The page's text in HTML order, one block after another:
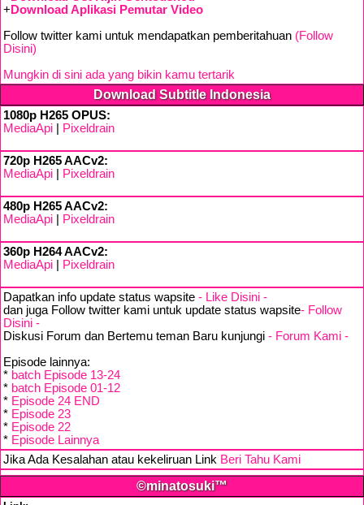
+ Download Aplikasi Pemutar Video
Follow twitter kami untuk mendapatkan pemberitahuan (Follow
Disini)
Mungkin di sini ada yang bikin kamu tertarik
Download Subtitle Indonesia
1080p H265 OPUS:
MediaApi
Pixeldrain
720p H265 AACv2:
MediaApi
Pixeldrain
480p H265 AACv2:
MediaApi
Pixeldrain
360p H264 AACv2:
MediaApi
Pixeldrain
Dapatkan info update status wapsite - Like Disini -
dan juga Follow twitter kami untuk update status wapsite- Follow
Disini -
Diskusi Forum dan Bertemu teman Baru kunjungi - Forum Kami -
Episode lainnya:
* batch Episode 13-24
* batch Episode 01-12
* Episode 24 END
* Episode 23
* Episode 22
* Episode Lainnya
Jika Ada Kesalahan atau kekeliruan Link Beri Tahu Kami
©minatosuki™